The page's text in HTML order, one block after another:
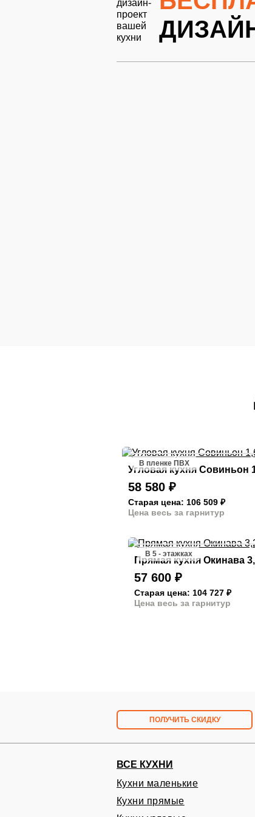
В пленке ПВХ
Угловая кухня Совиньон
58 580 ₽
Старая цена: 106 509 ₽
Цена весь за гарнитур
В 5 - этажках
Прямая кухня Окинава
57 600 ₽
Старая цена: 104 727 ₽
Цена весь за гарнитур
ПОЛУЧИТЬ СКИДКУ
ВСЕ КУХНИ
Кухни маленькие
Кухни прямые
Запишитесь на